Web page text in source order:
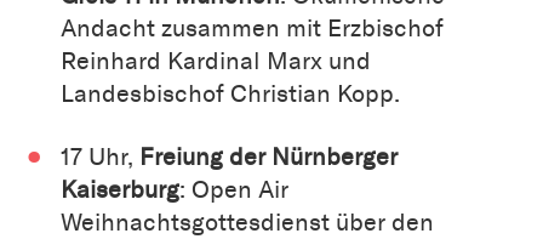
Andacht zusammen mit Erzbischof
Reinhard Kardinal Marx und
Landesbischof Christian Kopp.
17 Uhr, Freiung der Nürnberger
Kaiserburg: Open Air
Weihnachtsgottesdienst über den